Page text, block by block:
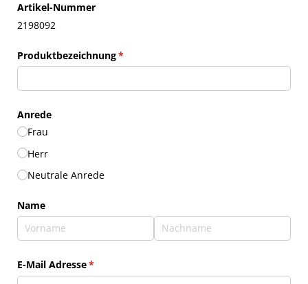
Artikel-Nummer
2198092
Produktbezeichnung*
(erforderlich)
Anrede
Frau
Herr
Neutrale Anrede
Name
E-Mail Adresse*
(erforderlich)